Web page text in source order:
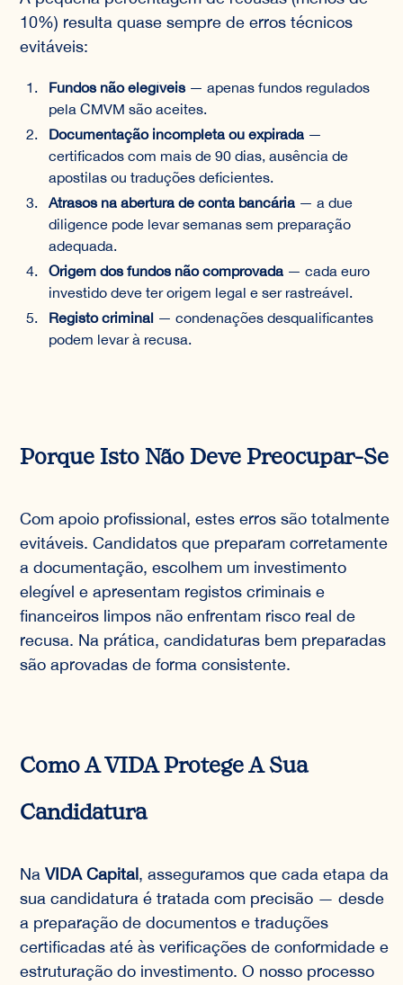
10%) resulta quase sempre de erros técnicos
evitáveis:
Fundos não elegíveis— apenas fundos regulados
pela CMVM são aceites.
Documentação incompleta ou expirada —
certificados com mais de 90 dias, ausência de
apostilas ou traduções deficientes.
Atrasos na abertura de conta bancária — a due
diligence pode levar semanas sem preparação
adequada.
Origem dos fundos não comprovada — cada euro
investido deve ter origem legal e ser rastreável.
Registo criminal — condenações desqualificantes
podem levar à recusa.
Porque Isto Não Deve Preocupar-Se
Com apoio profissional, estes erros são totalmente
evitáveis. Candidatos que preparam corretamente
a documentação, escolhem um investimento
elegível e apresentam registos criminais e
financeiros limpos não enfrentam risco real de
recusa. Na prática, candidaturas bem preparadas
são aprovadas de forma consistente.
Como A VIDA Protege A Sua
Candidatura
NaVIDA Capital, asseguramos que cada etapa da
sua candidatura é tratada com precisão — desde
a preparação de documentos e traduções
certificadas até às verificações de conformidade e
estruturação do investimento. O nosso processo